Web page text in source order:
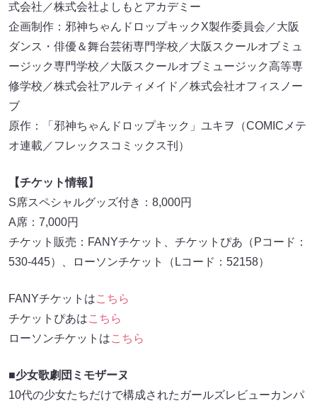
式会社／株式会社よしもとアカデミー
企画制作：邪神ちゃんドロップキックX製作委員会／大阪
ダンス・俳優＆舞台芸術専門学校／大阪スクールオブミュ
ージック専門学校／大阪スクールオブミュージック高等専
修学校／株式会社アルティメイド／株式会社オフィスノー
ブ
原作：「邪神ちゃんドロップキック」ユキヲ（COMICメテ
オ連載／フレックスコミックス刊）
【チケット情報】
S席スペシャルグッズ付き：8,000円
A席：7,000円
チケット販売：FANYチケット、チケットぴあ（Pコード：
530-445）、ローソンチケット（Lコード：52158）
FANYチケットはこちら
チケットぴあはこちら
ローソンチケットはこちら
■少女歌劇団ミモザーヌ
10代の少女たちだけで構成されたガールズレビューカンパ